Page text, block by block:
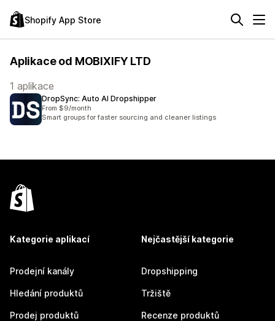
Shopify App Store
Aplikace od MOBIXIFY LTD
1 aplikace
DropSync: Auto AI Dropshipper
From $9/month
Smart groups for faster sourcing and cleaner listings
Kategorie aplikací
Prodejní kanály
Hledání produktů
Prodej produktů
Nejčastější kategorie
Dropshipping
Tržiště
Recenze produktů